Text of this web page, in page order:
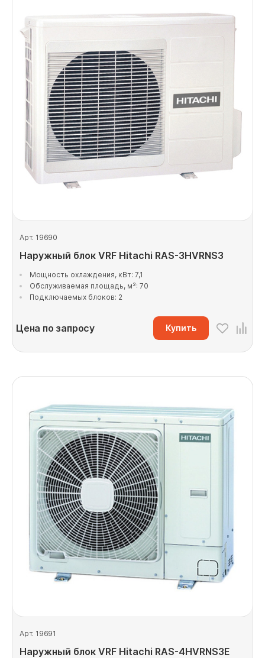
Арт. 19690
Наружный блок VRF Hitachi RAS-3HVRNS3
Мощность охлаждения, кВт: 7,1
Обслуживаемая площадь, м²: 70
Подключаемых блоков: 2
Цена по запросу Купить
Арт. 19691
Наружный блок VRF Hitachi RAS-4HVRNS3E